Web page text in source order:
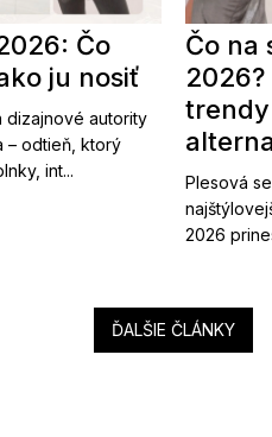
Čo
ju nosiť
dizajnové autority
– odtieň, ktorý
int...
Čo na
Plesová
2026
ĎALŠIE ČLÁNKY